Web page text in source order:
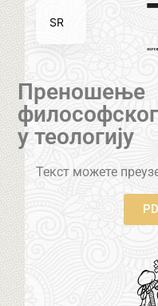
Преношење
у теологију
Текст можете
SR
EN